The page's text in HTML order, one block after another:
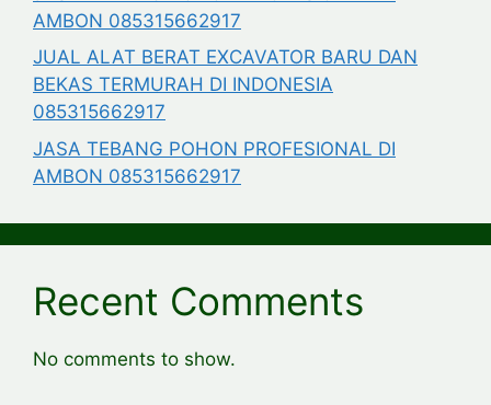
AMBON 085315662917
JUAL ALAT BERAT EXCAVATOR BARU DAN
BEKAS TERMURAH DI INDONESIA
085315662917
JASA TEBANG POHON PROFESIONAL DI
AMBON 085315662917
Recent Comments
No comments to show.